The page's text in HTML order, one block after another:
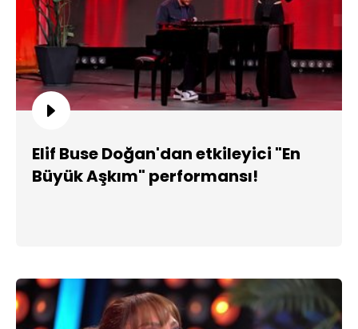
Elif Buse Doğan'dan etkileyici "En
Büyük Aşkım" performansı!